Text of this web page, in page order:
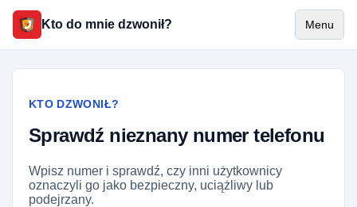
Kto do mnie dzwonił? Menu
KTO DZWONIŁ?
Sprawdź nieznany numer telefonu
Wpisz numer i sprawdź, czy inni użytkownicy
oznaczyli go jako bezpieczny, uciążliwy lub
podejrzany.